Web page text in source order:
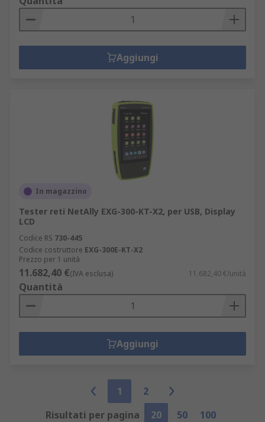
Aggiungi
In magazzino
Tester reti NetAlly EXG-300-KT-X2, per USB, Display
LCD
Codice RS 730-445
Codice costruttore EXG-300E-KT-X2
Prezzo per 1 unità
11.682,40 €(IVA esclusa) 11.682,40 €/unità
Quantità
Aggiungi
1
2
Risultati per pagina
20 50 100